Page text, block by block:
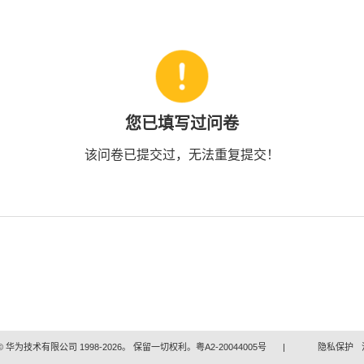
您已填写过问卷
该问卷已提交过，无法重复提交！
华为技术有限公司 1998-2026。 保留一切权利。粤A2-20044005号 | 隐私保护